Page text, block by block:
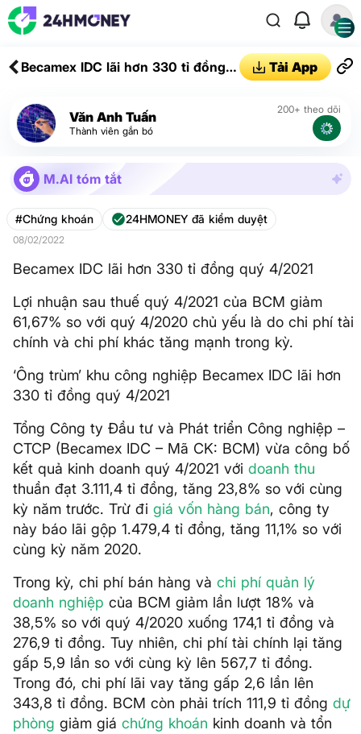
Becamex IDC lãi hơn 330 tỉ đồng
Tải App
Văn Anh Tuấn
Thành viên gắn bó
200+ theo dõi
M.AI tóm tắt
#Chứng khoán 24HMONEY đã kiểm duyệt
08/02/2022
Becamex IDC lãi hơn 330 tỉ đồng quý 4/2021
Lợi nhuận sau thuế quý 4/2021 của BCM giảm
61,67% so với quý 4/2020 chủ yếu là do chi phí tài
chính và chi phí khác tăng mạnh trong kỳ.
‘Ông trùm’ khu công nghiệp Becamex IDC lãi hơn
330 tỉ đồng quý 4/2021
Tổng Công ty Đầu tư và Phát triển Công nghiệp –
CTCP (Becamex IDC – Mã CK: BCM) vừa công bố
kết quả kinh doanh quý 4/2021 với doanh thu
thuần đạt 3.111,4 tỉ đồng, tăng 23,8% so với cùng
kỳ năm trước. Trừ đi giá vốn hàng bán, công ty
này báo lãi gộp 1.479,4 tỉ đồng, tăng 11,1% so với
cùng kỳ năm 2020.
Trong kỳ, chi phí bán hàng và chi phí quản lý
doanh nghiệp của BCM giảm lần lượt 18% và
38,5% so với quý 4/2020 xuống 174,1 tỉ đồng và
276,9 tỉ đồng. Tuy nhiên, chi phí tài chính lại tăng
gấp 5,9 lần so với cùng kỳ lên 567,7 tỉ đồng.
Trong đó, chi phí lãi vay tăng gấp 2,6 lần lên
343,8 tỉ đồng. BCM còn phải trích 111,9 tỉ đồng dự
phòng giảm giá chứng khoán kinh doanh và tổn